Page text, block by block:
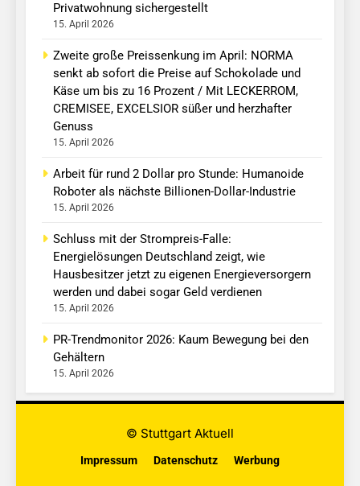
Privatwohnung sichergestellt
15. April 2026
Zweite große Preissenkung im April: NORMA
senkt ab sofort die Preise auf Schokolade und
Käse um bis zu 16 Prozent / Mit LECKERROM,
CREMISEE, EXCELSIOR süßer und herzhafter
Genuss
15. April 2026
Arbeit für rund 2 Dollar pro Stunde: Humanoide
Roboter als nächste Billionen-Dollar-Industrie
15. April 2026
Schluss mit der Strompreis-Falle:
Energielösungen Deutschland zeigt, wie
Hausbesitzer jetzt zu eigenen Energieversorgern
werden und dabei sogar Geld verdienen
15. April 2026
PR-Trendmonitor 2026: Kaum Bewegung bei den
Gehältern
15. April 2026
© Stuttgart Aktuell
Impressum Datenschutz Werbung